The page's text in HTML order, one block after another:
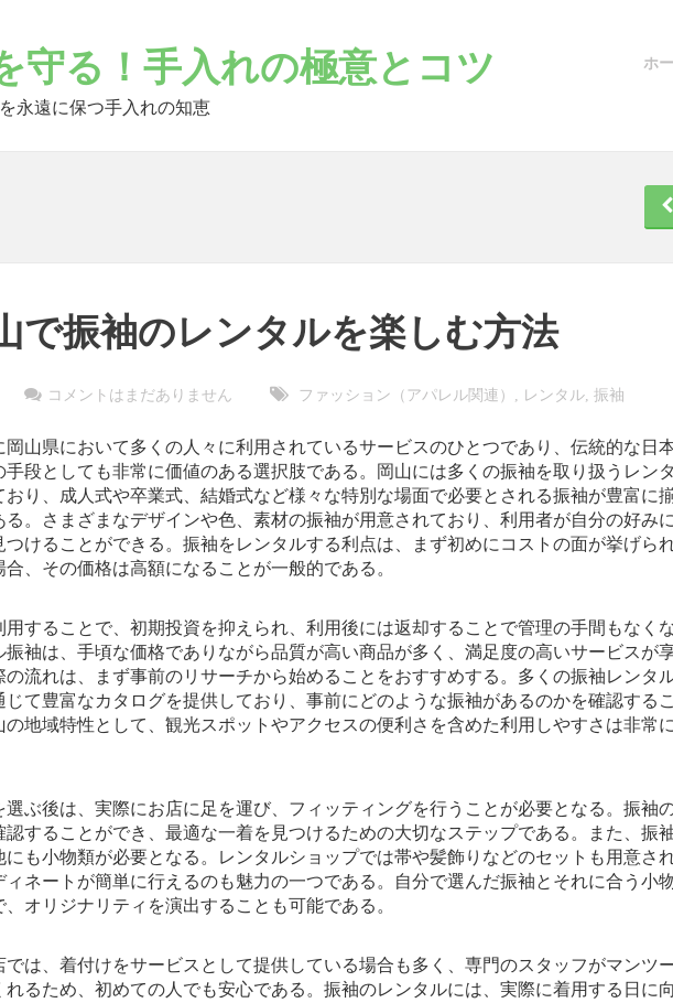
守る！手入れの極意とコツ
永遠に保つ手入れの知恵
ホ
で振袖のレンタルを楽しむ方法
コメントはまだありません ファッション（アパレル関連） レンタル, 振袖
山県において多くの人々に利用されているサービスのひとつであり、伝統的な日
段としても非常に価値のある選択肢である。
岡山には多くの振袖を取り扱うレンタ
り、成人式や卒業式、結婚式など様々な特別な場面で必要とされる振袖が豊富に
る。さまざまなデザインや色、素材の振袖が用意されており、利用者が自分の好み
けることができる。振袖をレンタルする利点は、まず初めにコストの面が挙げら
、その価格は高額になることが一般的である。
用することで、初期投資を抑えられ、利用後には返却することで管理の手間もなく
振袖は、手頃な価格でありながら品質が高い商品が多く、満足度の高いサービスが
流れは、まず事前のリサーチから始めることをおすすめする。多くの振袖レンタ
て豊富なカタログを提供しており、事前にどのような振袖があるのかを確認するこ
の地域特性として、観光スポットやアクセスの便利さを含めた利用しやすさは非常
ぶ後は、実際にお店に足を運び、フィッティングを行うことが必要となる。振袖
することができ、最適な一着を見つけるための大切なステップである。また、振
にも小物類が必要となる。レンタルショップでは帯や髪飾りなどのセットも用意さ
ネートが簡単に行えるのも魅力の一つである。自分で選んだ振袖とそれに合う小
オリジナリティを演出することも可能である。
では、着付けをサービスとして提供している場合も多く、専門のスタッフがマンツ
るため、初めての人でも安心である。振袖のレンタルには、実際に着用する日に向